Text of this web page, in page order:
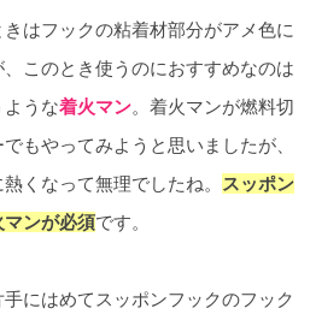
はフックの粘着材部分がアメ色に
このとき使うのにおすすめなのは
うな着火マン。着火マンが燃料切
もやってみようと思いましたが、
くなって無理でしたね。
スッポン
マンが必須です。
にはめてスッポンフックのフック